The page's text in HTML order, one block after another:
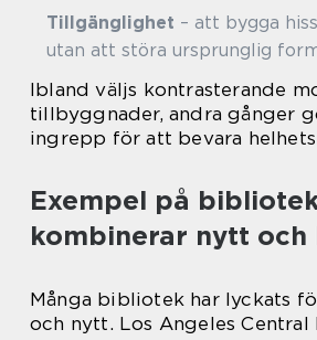
Tillgänglighet – att bygga
utan att störa ursprunglig
Ibland väljs kontrasterande
tillbyggnader, andra gånger
ingrepp för att bevara
Exempel på
kombinerar nytt och
Många bibliotek har lyckats
och nytt. Los Angeles Central